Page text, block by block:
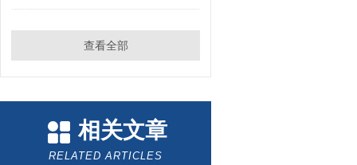
查看全部
相关文章
RELATED ARTICLES